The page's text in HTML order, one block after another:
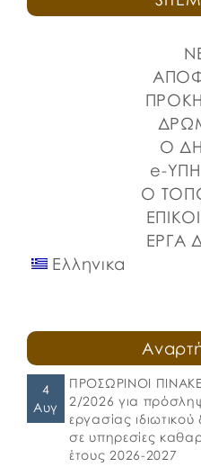
Ο
e-
Ο
ΕΡΓΑ
Ελληνικα
4
Αυγ
ΠΡΟΣΩΡΙΝΟΙ
2/2026 για
εργασίας
σε υπηρεσίες
έτους 2026-2027